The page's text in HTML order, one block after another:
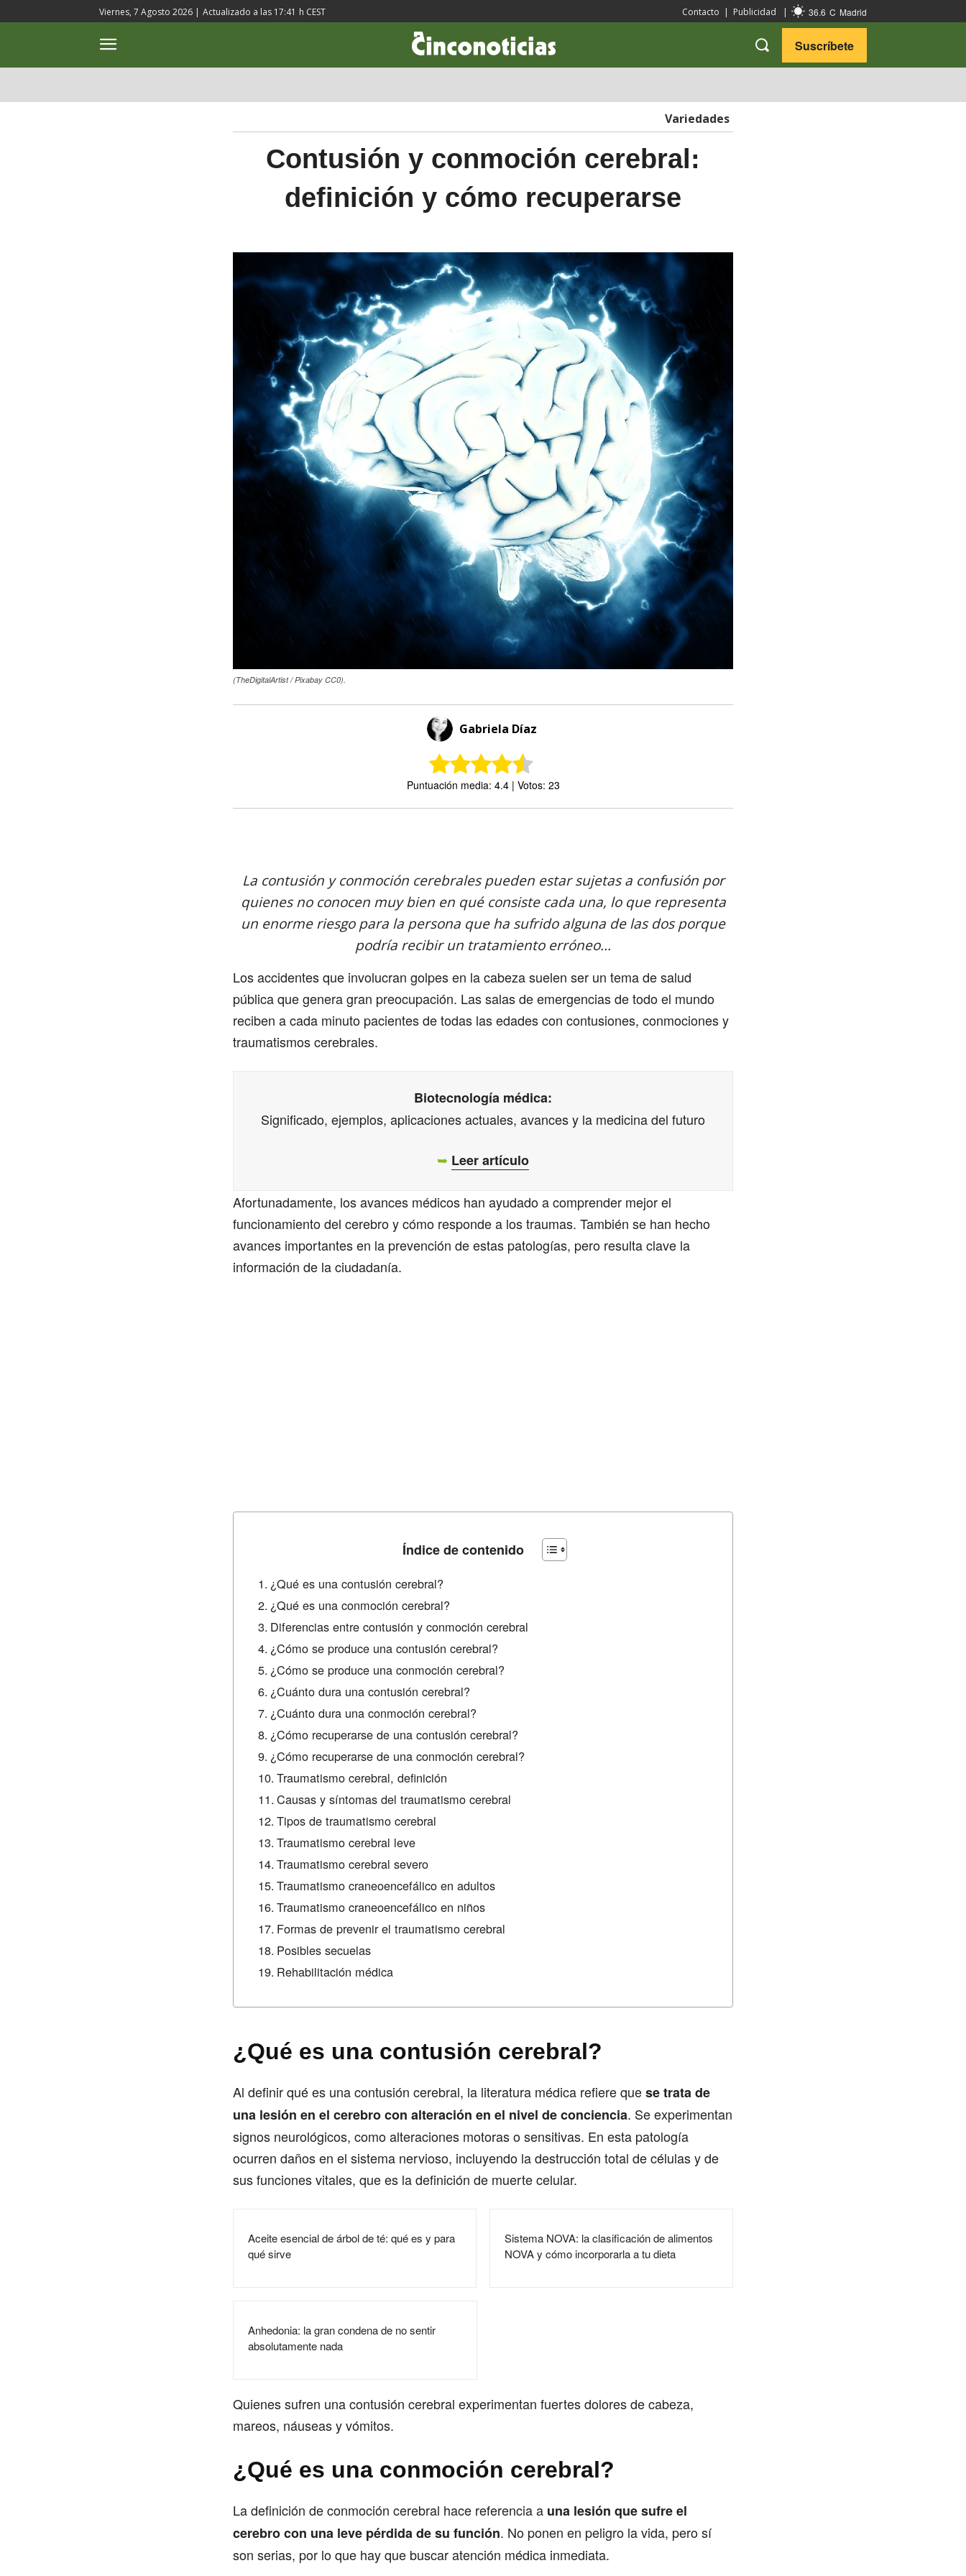
Viernes, 7 Agosto 2026 | Actualizado a las 17:41 h CEST Contacto | Publicidad | 36.6 C Madrid
Suscríbete
Variedades
Contusión y conmoción cerebral:
definición y cómo recuperarse
(TheDigitalArtist / Pixabay CC0).
Gabriela Díaz
Puntuación media: 4.4 | Votos: 23
La contusión y conmoción cerebrales pueden estar sujetas a confusión por
quienes no conocen muy bien en qué consiste cada una, lo que representa
un enorme riesgo para la persona que ha sufrido alguna de las dos porque
podría recibir un tratamiento erróneo...
Los accidentes que involucran golpes en la cabeza suelen ser un tema de salud
pública que genera gran preocupación. Las salas de emergencias de todo el mundo
reciben a cada minuto pacientes de todas las edades con contusiones, conmociones y
traumatismos cerebrales.
Biotecnología médica:
Significado, ejemplos, aplicaciones actuales, avances y la medicina del futuro
➥ Leer artículo
Afortunadamente, los avances médicos han ayudado a comprender mejor el
funcionamiento del cerebro y cómo responde a los traumas. También se han hecho
avances importantes en la prevención de estas patologías, pero resulta clave la
información de la ciudadanía.
Índice de contenido
¿Qué es una contusión cerebral?
¿Qué es una conmoción cerebral?
Diferencias entre contusión y conmoción cerebral
¿Cómo se produce una contusión cerebral?
¿Cómo se produce una conmoción cerebral?
¿Cuánto dura una contusión cerebral?
¿Cuánto dura una conmoción cerebral?
¿Cómo recuperarse de una contusión cerebral?
¿Cómo recuperarse de una conmoción cerebral?
Traumatismo cerebral, definición
Causas y síntomas del traumatismo cerebral
Tipos de traumatismo cerebral
Traumatismo cerebral leve
Traumatismo cerebral severo
Traumatismo craneoencefálico en adultos
Traumatismo craneoencefálico en niños
Formas de prevenir el traumatismo cerebral
Posibles secuelas
Rehabilitación médica
¿Qué es una contusión cerebral?
Al definir qué es una contusión cerebral, la literatura médica refiere quese trata de
una lesión en el cerebro con alteración en el nivel de conciencia. Se experimentan
signos neurológicos, como alteraciones motoras o sensitivas. En esta patología
ocurren daños en el sistema nervioso, incluyendo la destrucción total de células y de
sus funciones vitales, que es la definición de muerte celular.
Aceite esencial de árbol de té: qué es y para
qué sirve
Sistema NOVA: la clasificación de alimentos
NOVA y cómo incorporarla a tu dieta
Anhedonia: la gran condena de no sentir
absolutamente nada
Quienes sufren una contusión cerebral experimentan fuertes dolores de cabeza,
mareos, náuseas y vómitos.
¿Qué es una conmoción cerebral?
La definición de conmoción cerebral hace referencia a una lesión que sufre el
cerebro con una leve pérdida de su función. No ponen en peligro la vida, pero sí
son serias, por lo que hay que buscar atención médica inmediata.